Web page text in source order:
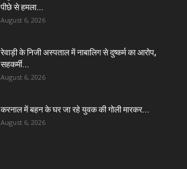
पीछे से हमला...
August 6, 2026
रेवाड़ी के निजी अस्पताल में नाबालिग से दुष्कर्म का आरोप,
सहकर्मी...
August 6, 2026
करनाल में बहन के घर जा रहे युवक की गोली मारकर...
August 6, 2026